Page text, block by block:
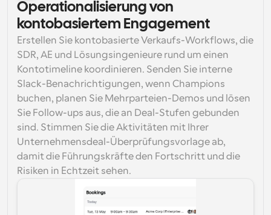
Operationalisierung von
kontobasiertem Engagement
Erstellen Sie kontobasierte Verkaufs-Workflows, die
SDR, AE und Lösungsingenieure rund um einen
Kontotimeline koordinieren. Senden Sie interne
Slack-Benachrichtigungen, wenn Champions
buchen, planen Sie Mehrparteien-Demos und lösen
Sie Follow-ups aus, die an Deal-Stufen gebunden
sind. Stimmen Sie die Aktivitäten mit Ihrer
Unternehmensdeal-Überprüfungsvorlage ab,
damit die Führungskräfte den Fortschritt und die
Risiken in Echtzeit sehen.